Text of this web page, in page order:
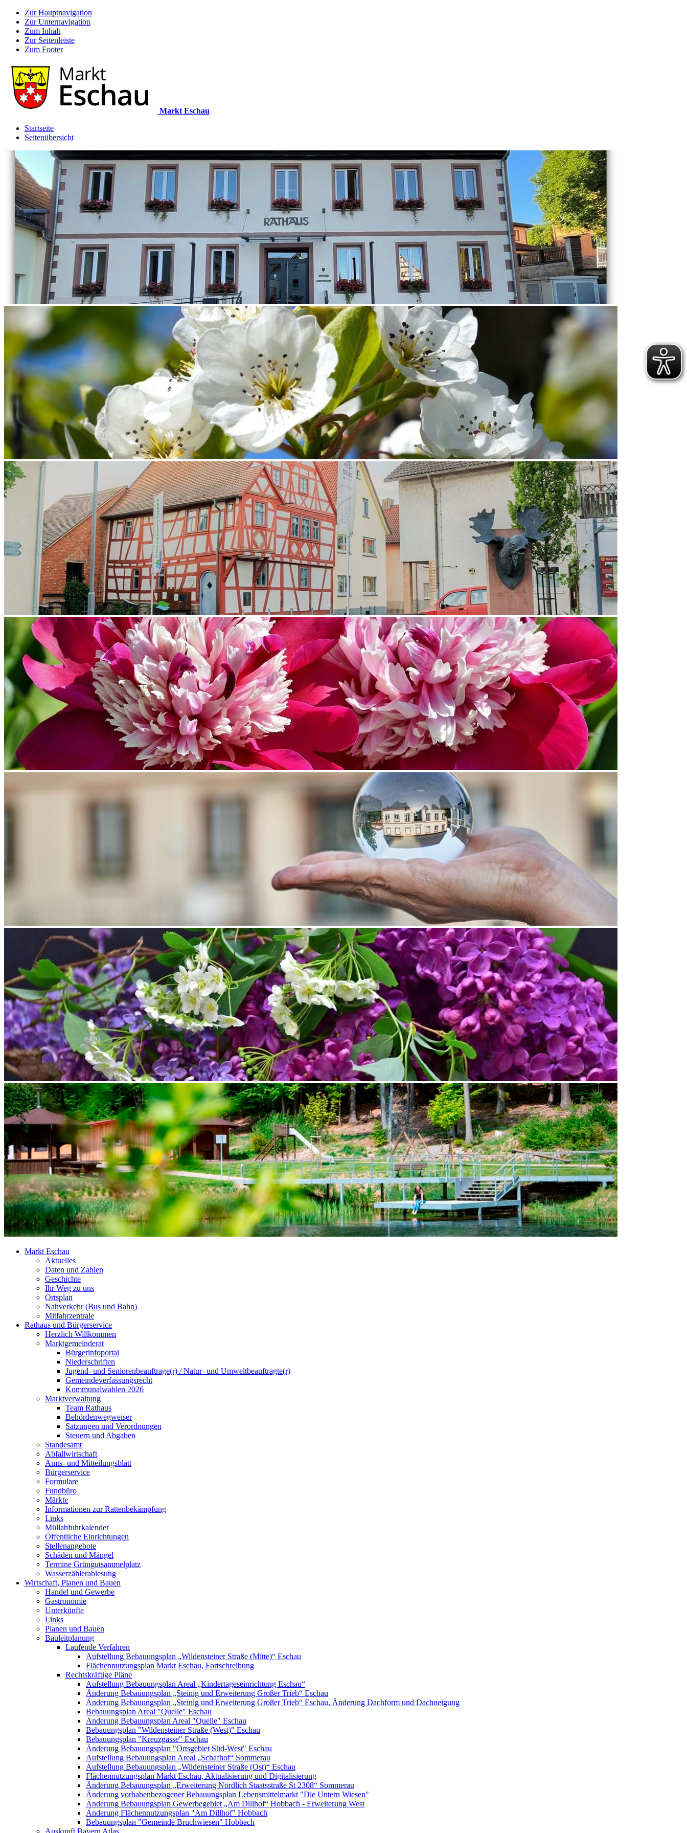
Zur Hauptnavigation
Zur Unternavigation
Zum Inhalt
Zur Seitenleiste
Zum Footer
Markt Eschau
Startseite
Seitenübersicht
Markt Eschau
Aktuelles
Daten und Zahlen
Geschichte
Ihr Weg zu uns
Ortsplan
Nahverkehr (Bus und Bahn)
Mitfahrzentrale
Rathaus und Bürgerservice
Herzlich Willkommen
Marktgemeinderat
Bürgerinfoportal
Niederschriften
Jugend- und Seniorenbeauftrage(r) / Natur- und Umweltbeauftragte(r)
Gemeindeverfassungsrecht
Kommunalwahlen 2026
Marktverwaltung
Team Rathaus
Behördenwegweiser
Satzungen und Verordnungen
Steuern und Abgaben
Standesamt
Abfallwirtschaft
Amts- und Mitteilungsblatt
Bürgerservice
Formulare
Fundbüro
Märkte
Informationen zur Rattenbekämpfung
Links
Müllabfuhrkalender
Öffentliche Einrichtungen
Stellenangebote
Schäden und Mängel
Termine Grüngutsammelplatz
Wasserzählerablesung
Wirtschaft, Planen und Bauen
Handel und Gewerbe
Gastronomie
Unterkünfte
Links
Planen und Bauen
Bauleitplanung
Laufende Verfahren
Aufstellung Bebauungsplan „Wildensteiner Straße (Mitte)“ Eschau
Flächennutzungsplan Markt Eschau, Fortschreibung
Rechtskräftige Pläne
Aufstellung Bebauungsplan Areal „Kindertageseinrichtung Eschau“
Änderung Bebauungsplan „Steinig und Erweiterung Großer Trieb“ Eschau
Änderung Bebauungsplan „Steinig und Erweiterung Großer Trieb“ Eschau, Änderung Dachform und Dachneigung
Bebauungsplan Areal "Quelle" Eschau
Änderung Bebauungsplan Areal "Quelle" Eschau
Bebauungsplan "Wildensteiner Straße (West)" Eschau
Bebauungsplan "Kreuzgasse" Eschau
Änderung Bebauungsplan "Ortsgebiet Süd-West" Eschau
Aufstellung Bebauungsplan Areal „Schafhof“ Sommerau
Aufstellung Bebauungsplan „Wildensteiner Straße (Ost)“ Eschau
Flächennutzungsplan Markt Eschau, Aktualisierung und Digitalisierung
Änderung Bebauungsplan „Erweiterung Nördlich Staatsstraße St 2308“ Sommerau
Änderung vorhabenbezogener Bebauungsplan Lebensmittelmarkt "Die Untern Wiesen"
Änderung Bebauungsplan Gewerbegebiet „Am Dillhof“ Hobbach - Erweiterung West
Änderung Flächennutzungsplan "Am Dillhof" Hobbach
Bebauungsplan "Gemeinde Bruchwiesen" Hobbach
Auskunft Bayern Atlas